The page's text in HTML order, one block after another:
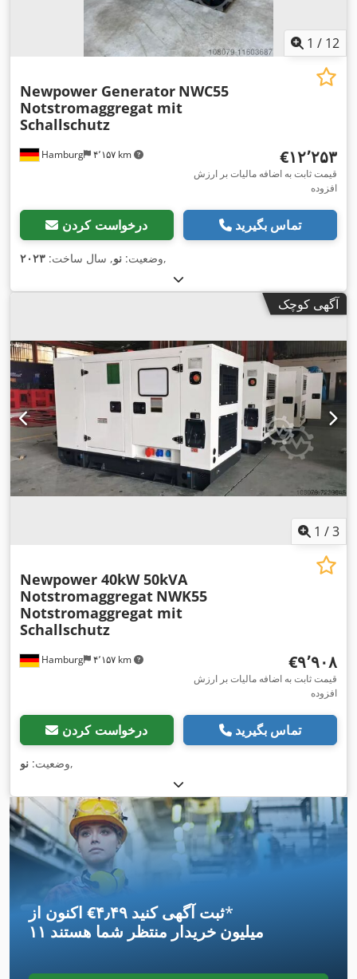
1 / 12
Hamburg ۴٬۱۵۷ km
Newpower Generator NWC55
Notstromaggregat mit
Schallschutz
‎€۱۲٬۲۵۳
قیمت ثابت به اضافه مالیات بر ارزش
افزوده
درخواست کردن تماس بگیرید
وضعیت: نو, سال ساخت: ۲۰۲۳ ,
آگهی کوچک
1 /3
Hamburg ۴٬۱۵۷ km
Newpower 40kW 50kVA
Notstromaggregat NWK55
Notstromaggregat mit
Schallschutz
‎€۹٬۹۰۸
قیمت ثابت به اضافه مالیات بر ارزش
افزوده
درخواست کردن تماس بگیرید
وضعیت: نو ,
اکنون از ‎€۴٫۴۹ ثبت آگهی کنید*
۱۱ میلیون خریدار منتظر شما هستند